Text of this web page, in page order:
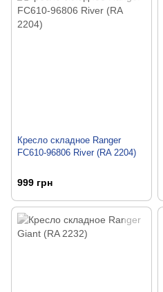
Кресло складное Ranger
FC610-96806 River (RA 2204)
999 грн